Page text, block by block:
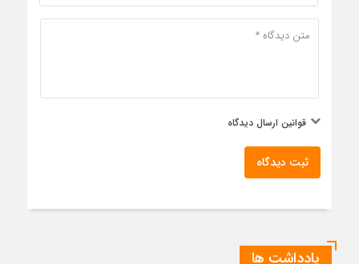
قوانین ارسال دیدگاه
ثبت دیدگاه
یادداشت ها